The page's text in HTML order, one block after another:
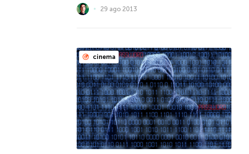
29 ago 2013
cinema